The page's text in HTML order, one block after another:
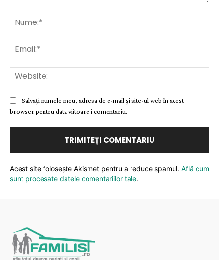
Salvați numele meu, adresa de e-mail și site-ul web în acest
browser pentru data viitoare i comentariu.
Acest site folosește Akismet pentru a reduce spamul. Află cum
sunt procesate datele comentariilor tale.